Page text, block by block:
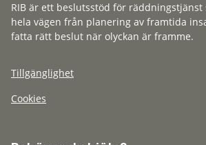
RIB är ett beslutsstöd för räddningstjänst
hela vägen från planering av framtida
fatta rätt beslut när olyckan är framme.
Tillgänglighet
Cookies